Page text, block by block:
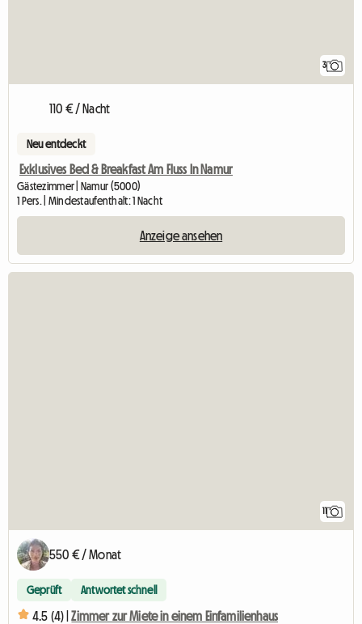
3
110 € / Nacht
Neu entdeckt
Exklusives Bed & Breakfast Am Fluss In Namur
Gästezimmer | Namur (5000)
1 Pers. | Mindestaufenthalt: 1 Nacht
Anzeige ansehen
11
550 € / Monat
Geprüft Antwortet schnell
4.5 (4) | Zimmer zur Miete in einem Einfamilienhaus